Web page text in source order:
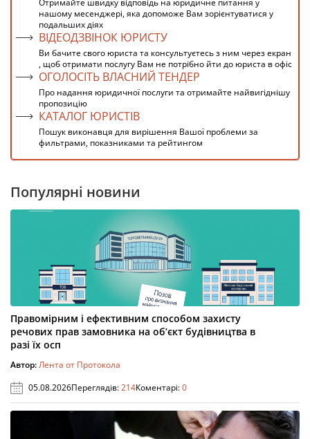
Отримайте швидку відповідь на юридичне питання у
нашому месенджері, яка допоможе Вам зорієнтуватися у
подальших діях
ВІДЕОДЗВІНОК ЮРИСТУ
Ви бачите свого юриста та консультуєтесь з ним через екран
, щоб отримати послугу Вам не потрібно йти до юриста в офіс
ОГОЛОСІТЬ ВЛАСНИЙ ТЕНДЕР
Про надання юридичної послуги та отримайте найвигіднішу
пропозицію
КАТАЛОГ ЮРИСТІВ
Пошук виконавця для вирішення Вашої проблеми за
фильтрами, показниками та рейтингом
Популярні новини
Правомірним і ефективним способом захисту
речових прав замовника на об’єкт будівництва в
разі їх осп
Автор:Лента от Протокола
05.08.2026Переглядів:214Коментарі:0